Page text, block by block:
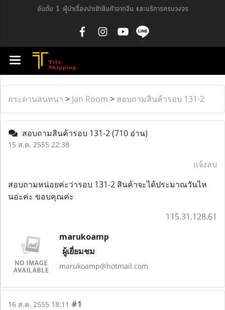
อันดับ 1 ผู้นำเรื่องนำเข้าสินค้าจากจีน และบริการครบวงจร
กระดานสนทนา > Jan Room > สอบถามสินค้ารอบ 131-2
สอบถามสินค้ารอบ 131-2(710 อ่าน)
15 ส.ค. 2555 22:38
แจ้งลบ
สอบถามหน่อยค่ะว่ารอบ 131-2 สินค้าจะได้ประมาณวันไห
นอ่ะค่ะ ขอบคุณค่ะ
115.31.128.61
marukoamp
ผู้เยี่ยมชม
marukoamp@hotmail.com
16 ส.ค. 2555 18:11 #1